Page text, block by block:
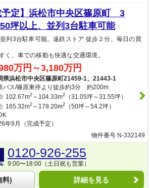
予定】浜松市中央区篠原町 3
以上、並列3台駐車可能
列3台駐車可能。遠鉄ストア 徒歩２分、毎日の買
く、車での移動も快適な交通環境。
万円～3,180万円
県浜松市中央区篠原町21459-1、21443-1
バス/篠原東停より徒歩約3分 約200m
102.67m2～104.33m2（31.05坪～31.55坪）
165.32m2～179.20m2（50坪～54.2坪）
年9月（完成予定）
物件番号 N-332149
0120-926-255
9:00〜18:00（土日祝も営業）
料) 詳細を見る